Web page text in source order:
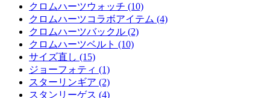
クロムハーツウォッチ (10)
クロムハーツコラボアイテム (4)
クロムハーツバックル (2)
クロムハーツベルト (10)
サイズ直し (15)
ジョーフォティ (1)
スターリンギア (2)
スタンリーゲス (4)